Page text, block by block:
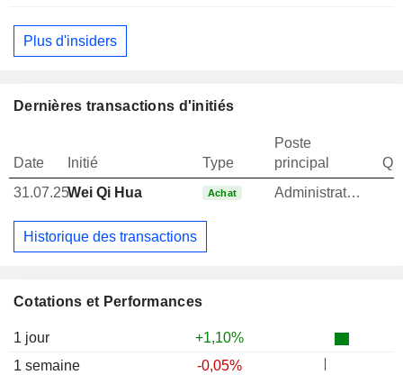
Cotations et Performances
1 jour
+1,10%
1 semaine
-0,05%
Plus d'insiders
Dernières transactions d'initiés
Date Initié Type
Poste
principal
31.07.25Wei Qi Hua Achat Administrateur
Historique des transactions